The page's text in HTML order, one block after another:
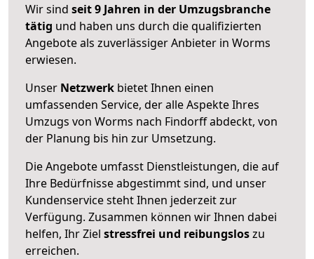
Wir sind seit 9 Jahren in der Umzugsbranche
tätig und haben uns durch die qualifizierten
Angebote als zuverlässiger Anbieter in Worms
erwiesen.
Unser Netzwerk bietet Ihnen einen
umfassenden Service, der alle Aspekte Ihres
Umzugs von Worms nach Findorff abdeckt, von
der Planung bis hin zur Umsetzung.
Die Angebote umfasst Dienstleistungen, die auf
Ihre Bedürfnisse abgestimmt sind, und unser
Kundenservice steht Ihnen jederzeit zur
Verfügung. Zusammen können wir Ihnen dabei
helfen, Ihr Ziel stressfrei und reibungsloszu
erreichen.